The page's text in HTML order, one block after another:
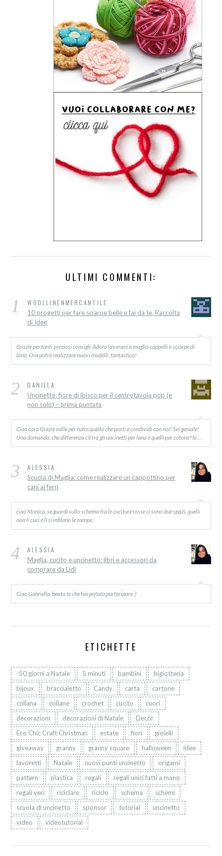
ULTIMI COMMENTI:
1 WOOLLINENMERCANTILE
10 progetti per fare sciarpe belle e fai da te, Raccolta
di Idee
Grazie per tanti preziosi consigli. Adoro lavorare a maglia cappelli e sciarpe di
lana. Ora potrò realizzare nuovi modelli, fantastico!
2 DANIELA
Uncinetto: fiore di ibisco per il centrotavola pop (e
non solo) – prima puntata
Ciao cara Grazie mille per tutto quello che posti e condividi con noi! Sei geniale!
Una domanda: che differenza c’è tra gli uncinetti per lana e quelli per cotone? Io…
3 ALESSIA
Scuola di Maglia: come realizzare un cappottino per
cani ai ferri
ciao Monica, se guardi sullo schema tra le cuciture rosse ci sono due spazi, quelli
non li cuci e lì si infilano le zampe.
4 ALESSIA
Maglia, cucito e uncinetto: libri e accessori da
comprare da Lidl
Ciao Gabriella, beata te che hai potuto partecipare :)
ETICHETTE
-50 giorni a Natale 5 minuti bambini
bigiotteria
bijoux
braccialetto Candy carta
cartone
collana
collane crochet cucito
cuori
decorazioni
decorazioni di Natale
Decòr
Eco Chic Craft Christmas
estate fiori
gioielli
giveaway
granny granny square halloween
idee
lavoretti
Natale nuovi punti uncinetto
origami
pattern
plastica regali
regali unici fatti a mano
regali veri
riciclare riciclo schema
schemi
scuola di uncinetto
sponsor tutorial
uncinetto
video
videotutorial